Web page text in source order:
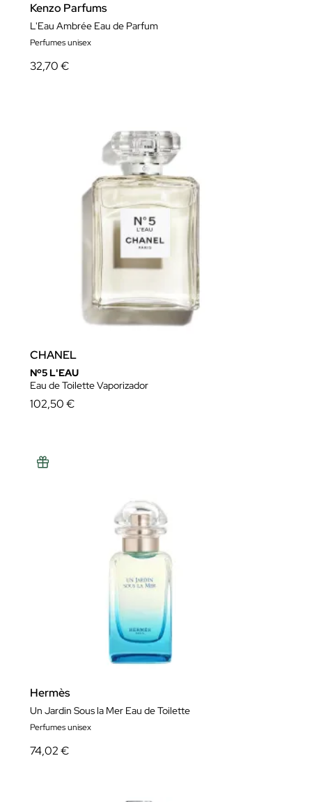
Kenzo Parfums
L'Eau Ambrée Eau de Parfum
Perfumes unisex
32,70 €
CHANEL
Nº5 L'EAU
Eau de Toilette Vaporizador
102,50 €
Hermès
Un Jardin Sous la Mer Eau de Toilette
Perfumes unisex
74,02 €